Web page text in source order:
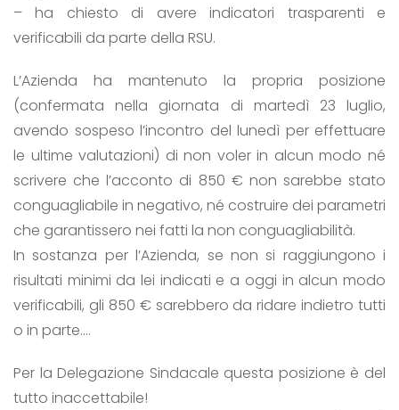
– ha chiesto di avere indicatori trasparenti e
verificabili da parte della RSU.
L’Azienda ha mantenuto la propria posizione
(confermata nella giornata di martedì 23 luglio,
avendo sospeso l’incontro del lunedì per effettuare
le ultime valutazioni) di non voler in alcun modo né
scrivere che l’acconto di 850 € non sarebbe stato
conguagliabile in negativo, né costruire dei parametri
che garantissero nei fatti la non conguagliabilità.
In sostanza per l’Azienda, se non si raggiungono i
risultati minimi da lei indicati e a oggi in alcun modo
verificabili, gli 850 € sarebbero da ridare indietro tutti
o in parte….
Per la Delegazione Sindacale questa posizione è del
tutto inaccettabile!